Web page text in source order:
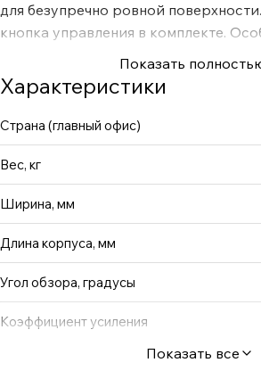
для безупречно ровной
кнопка управления в комплекте.
MW Коэффициент отражения: 1,0
Бесшумный мотор В комплекте:
кнопка Цвет корпуса: белый
корпус Также у всех моделей Plato в
соединительный кабель длиной 5 м.
Показать
Характеристики
Страна (главный офис)
Вес, кг
Ширина, мм
Длина корпуса, мм
Угол обзора, градусы
Коэффициент усиления
Показать все